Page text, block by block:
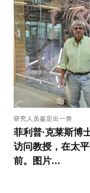
研究人员鉴定出一类
菲利普·克莱斯博
访问教授，在太
前。图片...